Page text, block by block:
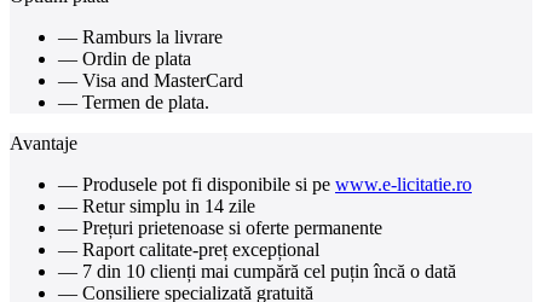
— Ramburs la livrare
— Ordin de plata
— Visa and MasterCard
— Termen de plata.
Avantaje
— Produsele pot fi disponibile si pe www.e-licitatie.ro
— Retur simplu in 14 zile
— Prețuri prietenoase si oferte permanente
— Raport calitate-preț excepțional
— 7 din 10 clienți mai cumpără cel puțin încă o dată
— Consiliere specializată gratuită